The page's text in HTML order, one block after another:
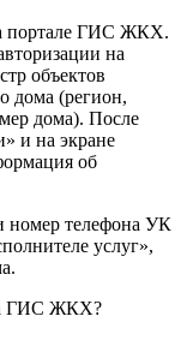
портале ГИС ЖКХ.
на
объектов
дома (регион,
дома). После
и на экране
об
номер телефона УК
услуг»,